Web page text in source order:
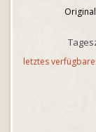
letztes